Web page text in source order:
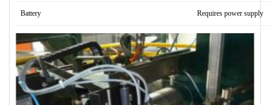
Battery Requires power supply